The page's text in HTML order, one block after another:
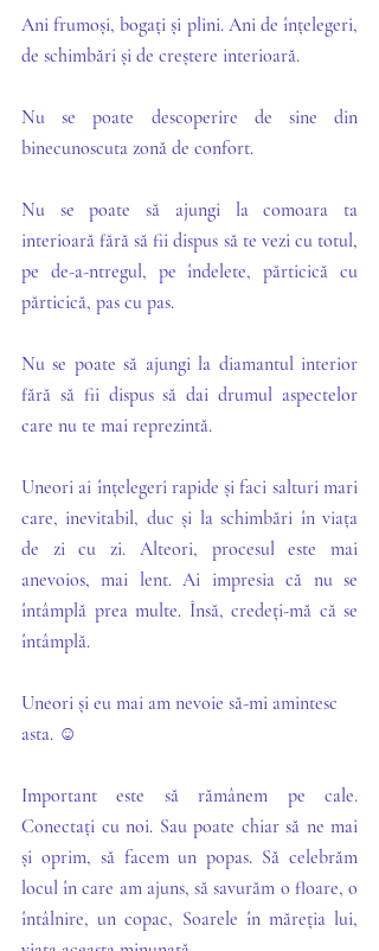
Ani frumoși, bogați și plini. Ani de înțelegeri,
de schimbări și de creștere interioară.
Nu se poate descoperire de sine din
binecunoscuta zonă de confort.
Nu se poate să ajungi la comoara ta
interioară fără să fii dispus să te vezi cu totul,
pe de-a-ntregul, pe îndelete, părticică cu
părticică, pas cu pas.
Nu se poate să ajungi la diamantul interior
fără să fii dispus să dai drumul aspectelor
care nu te mai reprezintă.
Uneori ai înțelegeri rapide și faci salturi mari
care, inevitabil, duc și la schimbări în viața
de zi cu zi. Alteori, procesul este mai
anevoios, mai lent. Ai impresia că nu se
întâmplă prea multe. Însă, credeți-mă că se
întâmplă.
Uneori și eu mai am nevoie să-mi amintesc
asta. ☺️
Important este să rămânem pe cale.
Conectați cu noi. Sau poate chiar să ne mai
și oprim, să facem un popas. Să celebrăm
locul în care am ajuns, să savurăm o floare, o
întâlnire, un copac, Soarele în măreția lui,